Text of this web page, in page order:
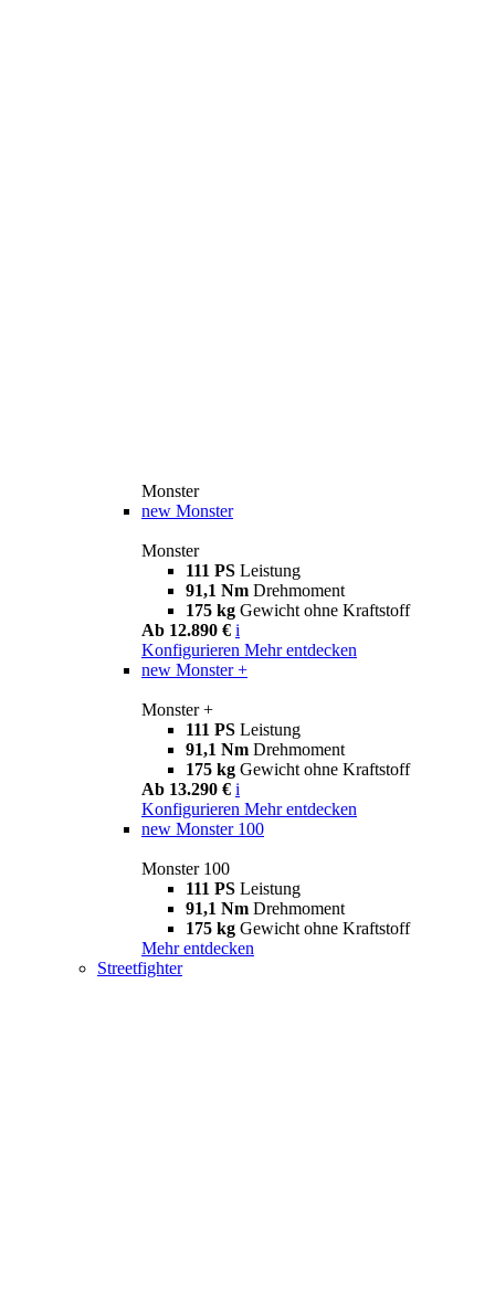
Monster
new Monster
Monster
111 PS Leistung
91,1 Nm Drehmoment
175 kg Gewicht ohne Kraftstoff
Ab 12.890 € i
Konfigurieren Mehr entdecken
new Monster +
Monster +
111 PS Leistung
91,1 Nm Drehmoment
175 kg Gewicht ohne Kraftstoff
Ab 13.290 € i
Konfigurieren Mehr entdecken
new Monster 100
Monster 100
111 PS Leistung
91,1 Nm Drehmoment
175 kg Gewicht ohne Kraftstoff
Mehr entdecken
Streetfighter